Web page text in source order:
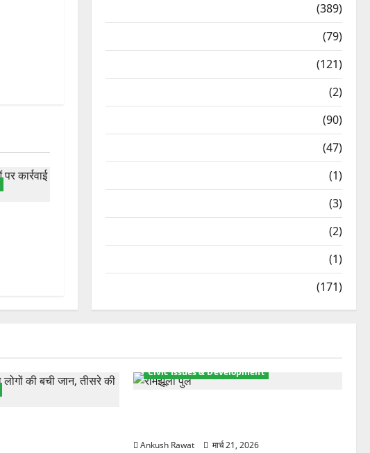
(389)
(79)
(121)
(2)
(90)
(47)
(1)
(3)
(2)
(1)
(171)
Civic Issues & Development
Ankush Rawat मार्च 21, 2026